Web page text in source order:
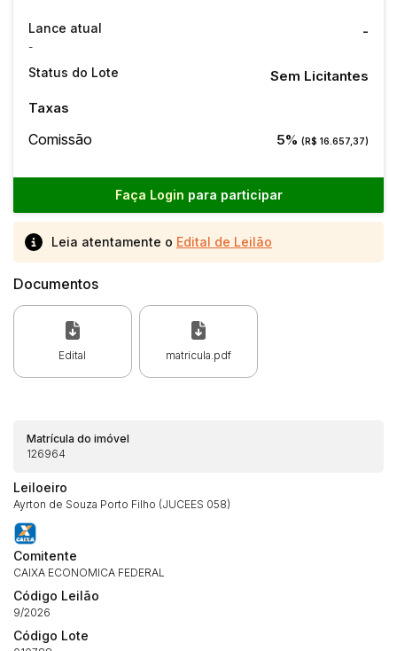
Lance atual
-
-
Status do Lote
Sem Licitantes
Taxas
Comissão 5% (R$ 16.657,37)
Faça Login para participar
Leia atentamente o Edital de Leilão
Documentos
Edital matricula.pdf
Matrícula do imóvel
126964
Leiloeiro
Ayrton de Souza Porto Filho (JUCEES 058)
Comitente
CAIXA ECONOMICA FEDERAL
Código Leilão
9/2026
Código Lote
Envie sua Proposta
(Art. 895, CPC)
Habilite-se para efetuar lances ou
propostas